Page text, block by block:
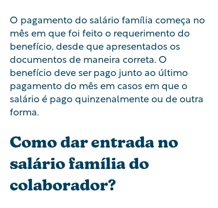
O pagamento do salário família começa no
mês em que foi feito o requerimento do
benefício, desde que apresentados os
documentos de maneira correta. O
benefício deve ser pago junto ao último
pagamento do mês em casos em que o
salário é pago quinzenalmente ou de outra
forma.
Como dar entrada no
salário família do
colaborador?